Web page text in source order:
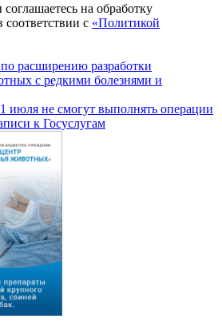
на обработку
с «Политикой
расширению разработки
с редкими болезнями и
июля не смогут выполнять операции
к Госуслугам